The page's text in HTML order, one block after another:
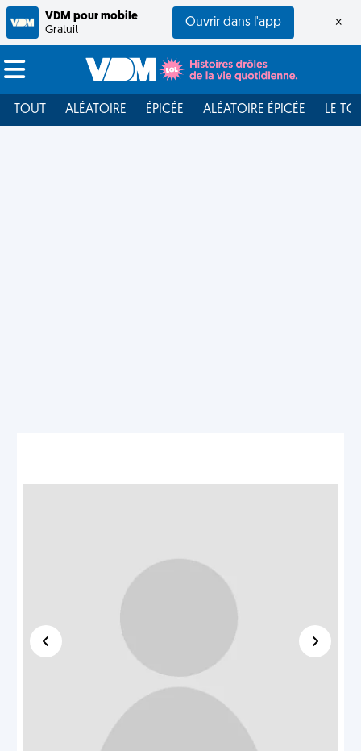
VDM pour mobile
Gratuit
Ouvrir dans l'app ×
TOUT ALÉATOIRE ÉPICÉE ALÉATOIRE ÉPICÉE LE